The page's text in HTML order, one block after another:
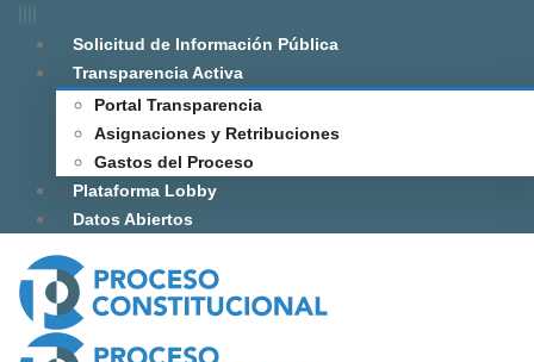
Solicitud de Información Pública
Transparencia Activa
Portal Transparencia
Asignaciones y Retribuciones
Gastos del Proceso
Plataforma Lobby
Datos Abiertos